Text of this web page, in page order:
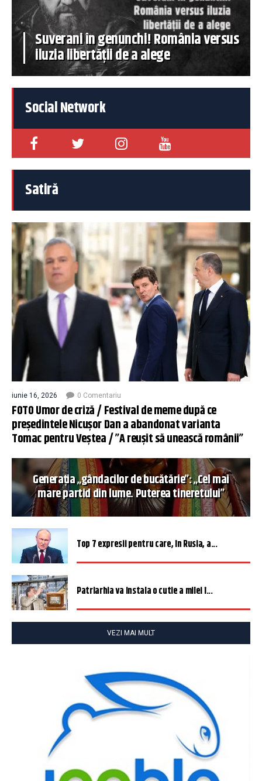
Suverani în genunchi! România versus
iluzia libertății de a alege
Social Network
Satiră
iunie 16, 2026 0 Comentariu
FOTO Umor de criză / Festival de meme după ce
președintele Nicușor Dan a abandonat varianta
Tomac pentru Veștea / ”A reușit să unească românii”
Generația „gândacilor de bucătărie”: „Cel mai
mare partid din lume. Puterea tineretului”
Top 7 expresii pentru care, în Rusia, a...
Patriarhia va instala o cutie a milei î...
VEZI MAI MULT